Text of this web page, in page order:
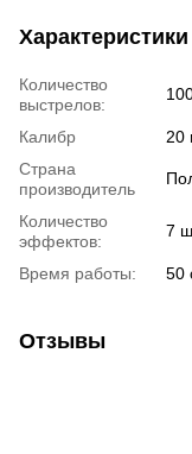
Характеристики
Количество
выстрелов:
Калибр
20
Страна
производитель
Количество
эффектов:
7
Время работы: 50
Отзывы